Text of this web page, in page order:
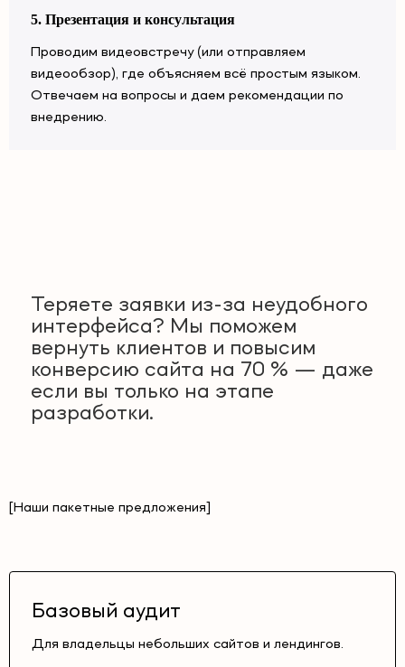
5. Презентация и консультация
Проводим видеовстречу (или отправляем
видеообзор), где объясняем всё простым языком.
Отвечаем на вопросы и даем рекомендации по
внедрению.
Теряете заявки из-за неудобного
интерфейса? Мы поможем
вернуть клиентов и повысим
конверсию сайта на 70 % — даже
если вы только на этапе
разработки.
[Наши пакетные предложения]
Базовый аудит
Для владельцы небольших сайтов и лендингов.